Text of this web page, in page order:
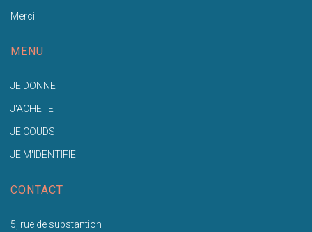
Merci
MENU
JE DONNE
J'ACHETE
JE COUDS
JE M'IDENTIFIE
CONTACT
5, rue de substantion